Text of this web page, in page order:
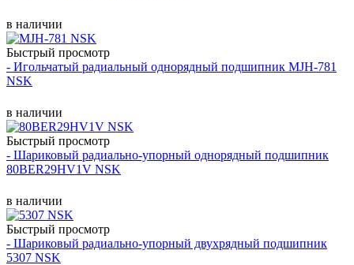
в наличии
Быстрый просмотр
- Игольчатый радиальный однорядный подшипник MJH-781
NSK
в наличии
Быстрый просмотр
- Шариковый радиально-упорный однорядный подшипник
80BER29HV1V NSK
в наличии
Быстрый просмотр
- Шариковый радиально-упорный двухрядный подшипник
5307 NSK